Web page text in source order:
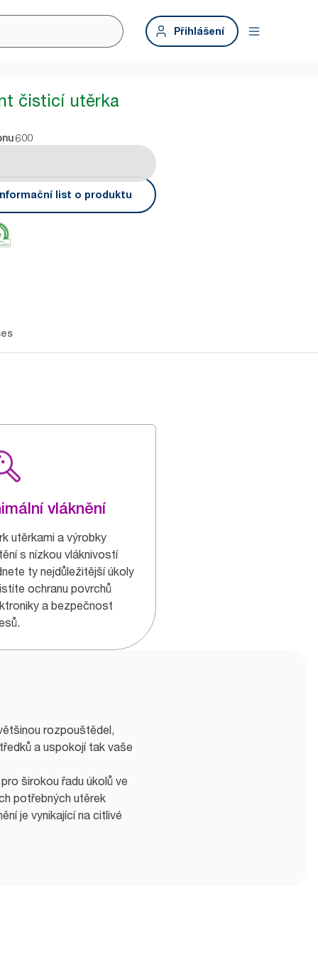
Přihlášení
čisticí utěrka
600
list o produktu
vláknění
utěrkami a výrobky
s nízkou vláknivostí
ty nejdůležitější úkoly
ochranu povrchů
a bezpečnost
rozpouštědel,
a uspokojí tak vaše
širokou řadu úkolů ve
potřebných utěrek
je vynikající na citlivé